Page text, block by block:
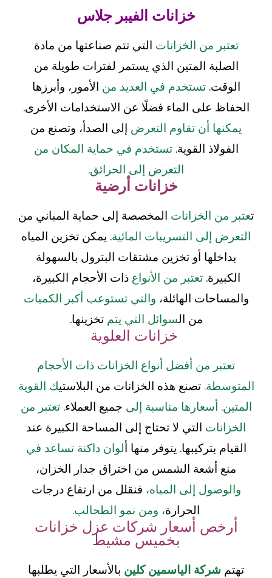
خزانات الفيبر جلاس
تعتبر من الخزانات التي تتم صناعتها من مادة
الصلبة المتين الذي يستمر لفترات طويلة من
الوقت. تستخدم في العديد من الأمور، وأبرزها
الحفاظ على الماء فضلًا عن الاستخدامات الأخرى.
يمكنها أن تقاوم التعرض إلى الصدأ، وتصنع من
الفولاذ القوية.تستخدم في حماية المكان من
التعرض إلى الحرائق.
خزانات أرضية
تعتبر من الخزانات المخصصة إلى حماية المباني من
التعرض إلى التسريبات المائية. يمكن تخزين المياه
بداخلها أو تخزين مشتقات البترول بالسهولة
الكبيرة.تعتبر من الأنواع ذات الأحجام الكبيرة،
والمساحات الهائلة، والتي تستوعب أكبر الكميات
من السوائل التي يتم تخزينها.
خزانات العلوية
تعتبر من أفضل أنواع الخزانات ذات الأحجام
المتوسطة. تصنع هذه الخزانات من البلاستيك القوية
المتين. أسعارها مناسبة إلى جميع العملاء.تعتبر من
الخزانات التي لا تحتاج إلى المساحة الكبيرة عند
القيام بتركيبها. يتوفر منها ألوان داكنة تساعد في
منع أشعة الشمس من اختراق جدار الخزان،
والوصول إلى المياه، فنقلل من ارتفاع درجات
الحرارة، ومن نمو الطحالب.
أرخص أسعار شركات عزل خزانات
بخميس مشيط
تهتم شركة الياسمين كلين بالأسعار التي يطلبها